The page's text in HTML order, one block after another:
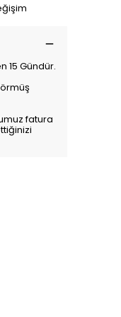
15 Gündür.
fatura